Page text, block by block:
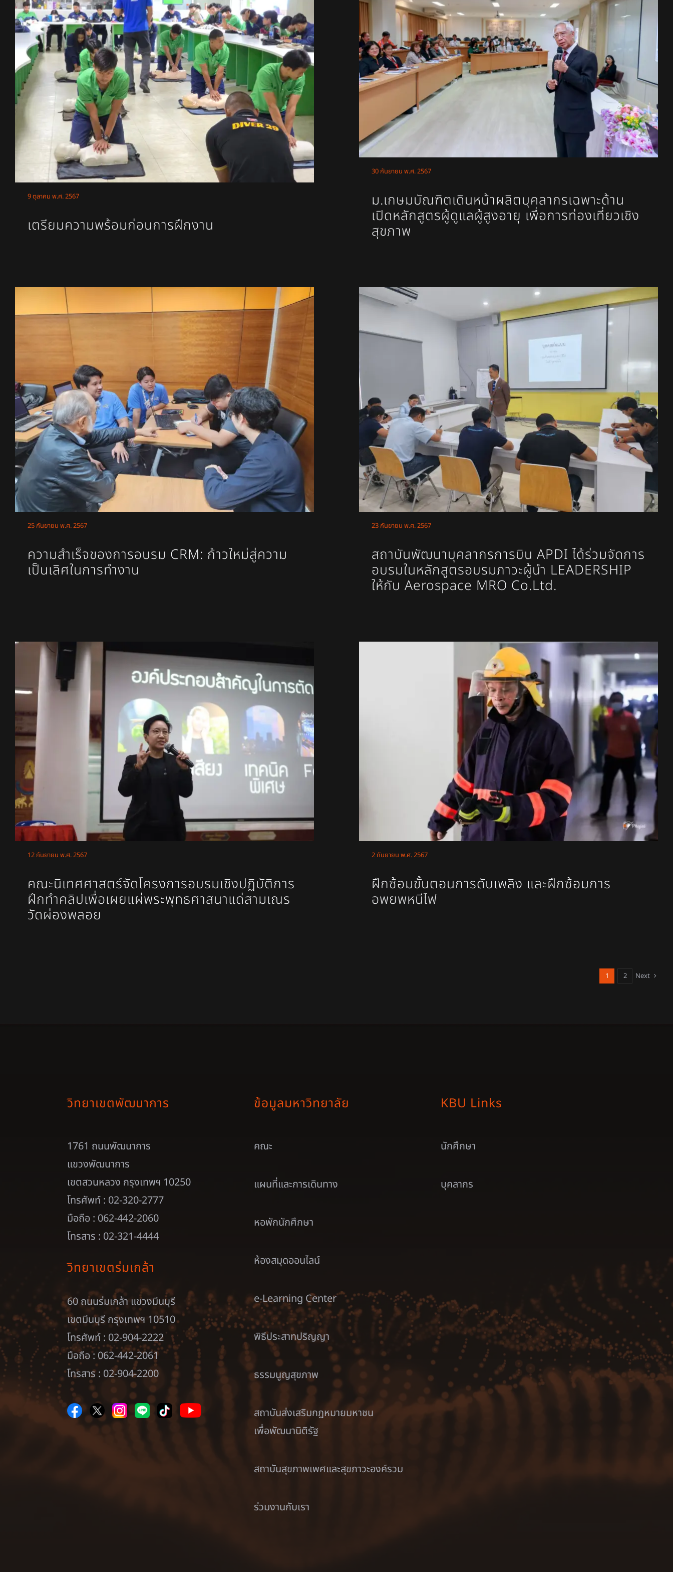
9 ตุลาคม พ.ศ. 2567
เตรียมความพร้อมก่อนการฝึกงาน
30 กันยายน พ.ศ. 2567
ม.เกษมบัณฑิตเดินหน้าผลิตบุคลากรเฉพาะด้าน
เปิดหลักสูตรผู้ดูแลผู้สูงอายุ เพื่อการท่องเที่ยวเชิง
สุขภาพ
25 กันยายน พ.ศ. 2567
ความสำเร็จของการอบรม CRM: ก้าวใหม่สู่ความ
เป็นเลิศในการทำงาน
23 กันยายน พ.ศ. 2567
สถาบันพัฒนาบุคลากรการบิน APDI ได้ร่วมจัดการ
อบรมในหลักสูตรอบรมภาวะผู้นำ LEADERSHIP
ให้กับ Aerospace MRO Co.Ltd.
12 กันยายน พ.ศ. 2567
คณะนิเทศศาสตร์จัดโครงการอบรมเชิงปฏิบัติการ
ฝึกทำคลิปเพื่อเผยแผ่พระพุทธศาสนาแด่สามเณร
วัดผ่องพลอย
2 กันยายน พ.ศ. 2567
ฝึกซ้อมขั้นตอนการดับเพลิง และฝึกซ้อมการ
อพยพหนีไฟ
1 2 Next
วิทยาเขตพัฒนาการ
1761 ถนนพัฒนาการ
แขวงพัฒนาการ
เขตสวนหลวง กรุงเทพฯ 10250
โทรศัพท์ : 02-320-2777
มือถือ : 062-442-2060
โทรสาร : 02-321-4444
วิทยาเขตร่มเกล้า
60 ถนนร่มเกล้า แขวงมีนบุรี
เขตมีนบุรี กรุงเทพฯ 10510
โทรศัพท์ : 02-904-2222
มือถือ : 062-442-2061
โทรสาร : 02-904-2200
ข้อมูลมหาวิทยาลัย
คณะ
แผนที่และการเดินทาง
หอพักนักศึกษา
ห้องสมุดออนไลน์
e-Learning Center
พิธีประสาทปริญญา
ธรรมนูญสุขภาพ
สถาบันส่งเสริมกฎหมายมหาชน
เพื่อพัฒนานิติรัฐ
สถาบันสุขภาพเพศและสุขภาวะองค์รวม
ร่วมงานกับเรา
KBU Links
นักศึกษา
บุคลากร